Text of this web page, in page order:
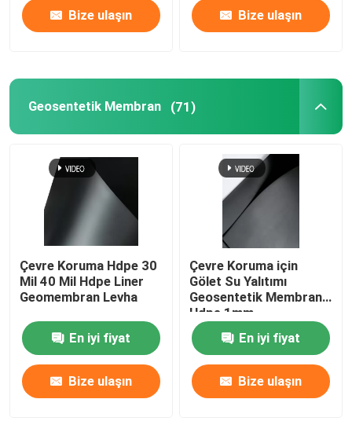
Bize ulaşın Bize ulaşın
Geosentetik Membran (71)
Çevre Koruma Hdpe 30
Mil 40 Mil Hdpe Liner
Geomembran Levha
En iyi fiyat
Bize ulaşın
Çevre Koruma için
Gölet Su Yalıtımı
Geosentetik Membran
Hdpe 1mm
En iyi fiyat
Bize ulaşın